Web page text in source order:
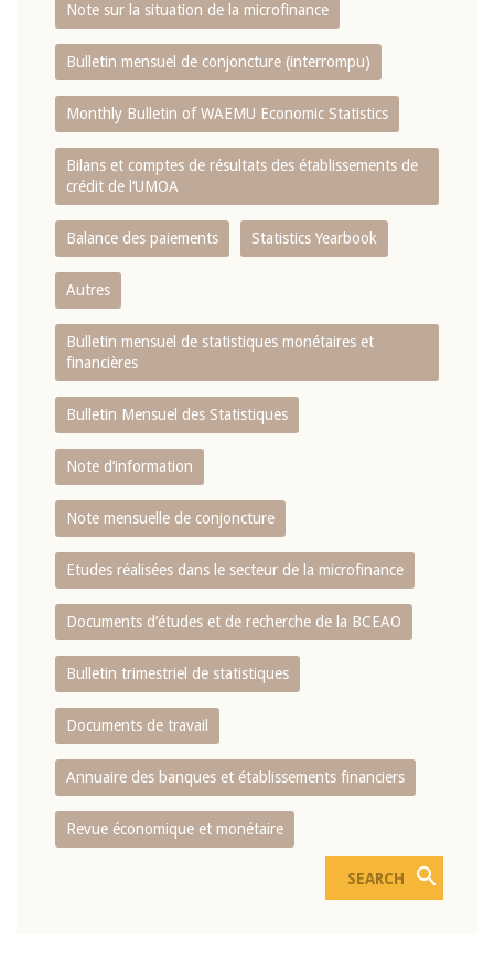
Note sur la situation de la microfinance
Bulletin mensuel de conjoncture (interrompu)
Monthly Bulletin of WAEMU Economic Statistics
Bilans et comptes de résultats des établissements de
crédit de l‘UMOA
Balance des paiements Statistics Yearbook
Autres
Bulletin mensuel de statistiques monétaires et
financières
Bulletin Mensuel des Statistiques
Note d’information
Note mensuelle de conjoncture
Etudes réalisées dans le secteur de la microfinance
Documents d’études et de recherche de la BCEAO
Bulletin trimestriel de statistiques
Documents de travail
Annuaire des banques et établissements financiers
Revue économique et monétaire